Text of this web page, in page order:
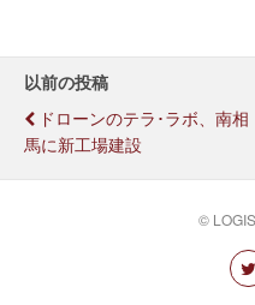
以前の投稿
ドローンのテラ･ラボ、南相
馬に新工場建設
©